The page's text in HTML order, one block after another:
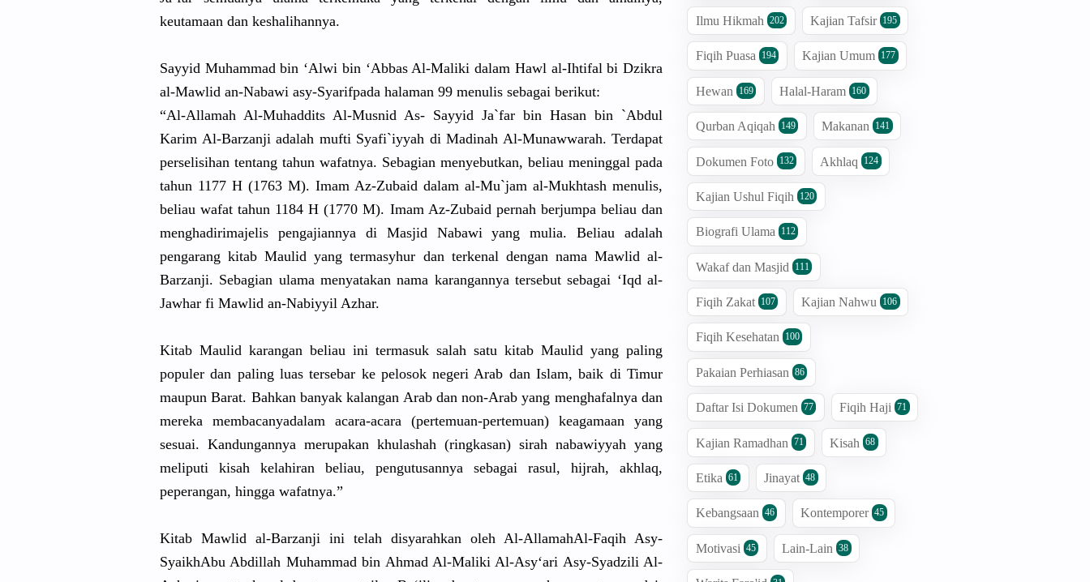
keutamaan dan keshalihannya.
Sayyid Muhammad bin ‘Alwi bin ‘Abbas Al-Maliki dalam Hawl al-Ihtifalbi Dzikra
al-Mawlid an-Nabawi asy-Syarifpada halaman 99 menulis sebagai berikut:
“Al-Allamah Al-Muhaddits Al-Musnid As- Sayyid Ja`far bin Hasan bin `Abdul
Karim Al-Barzanji adalah mufti Syafi`iyyah di Madinah Al-Munawwarah. Terdapat
perselisihan tentang tahun wafatnya. Sebagian menyebutkan, beliau meninggal pada
tahun 1177 H (1763 M). Imam Az-Zubaid dalam al-Mu`jam al-Mukhtash menulis,
beliau wafat tahun 1184 H (1770 M). Imam Az-Zubaid pernah berjumpa beliau dan
menghadirimajelis pengajiannya di Masjid Nabawi yang mulia. Beliau adalah
pengarang kitab Maulid yang termasyhur dan terkenal dengan nama Mawlid al-
Barzanji. Sebagian ulama menyatakan nama karangannya tersebut sebagai ‘Iqd al-
Jawhar fi Mawlid an-Nabiyyil Azhar.
Kitab Maulid karangan beliau ini termasuk salah satu kitab Maulid yang paling
populer dan paling luas tersebar ke pelosok negeri Arab dan Islam, baik di Timur
maupun Barat. Bahkan banyak kalangan Arab dan non-Arab yang menghafalnya dan
mereka membacanyadalam acara-acara (pertemuan-pertemuan) keagamaan yang
sesuai. Kandungannya merupakan khulashah (ringkasan) sirah nabawiyyah yang
meliputi kisah kelahiran beliau, pengutusannya sebagai rasul, hijrah, akhlaq,
peperangan, hingga wafatnya.”
Kitab Mawlid al-Barzanji ini telah disyarahkan oleh Al-AllamahAl-Faqih Asy-
SyaikhAbu Abdillah Muhammad bin Ahmad Al-Maliki Al-Asy‘ari Asy-Syadzili Al-
Ilmu Hikmah 202 Kajian Tafsir 195
Fiqih Puasa 194 Kajian Umum 177
Hewan 169 Halal-Haram 160
Qurban Aqiqah 149 Makanan 141
Dokumen Foto 132 Akhlaq 124
Kajian Ushul Fiqih 120
Biografi Ulama 112
Wakaf dan Masjid 111
Fiqih Zakat 107 Kajian Nahwu 106
Fiqih Kesehatan 100
Pakaian Perhiasan 86
Daftar Isi Dokumen 77 Fiqih Haji 71
Kajian Ramadhan 71 Kisah 68
Etika 61 Jinayat 48
Kebangsaan 46 Kontemporer 45
Motivasi 45 Lain-Lain 38